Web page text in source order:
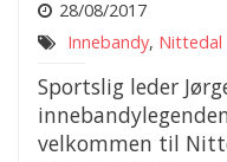
28/08/2017
Innebandy, Nittedal
Sportslig leder
velkommen til